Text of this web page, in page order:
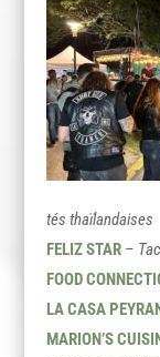
tés thaïlandaises
FELIZ STAR –
FOOD
LA CASA
MARION’S